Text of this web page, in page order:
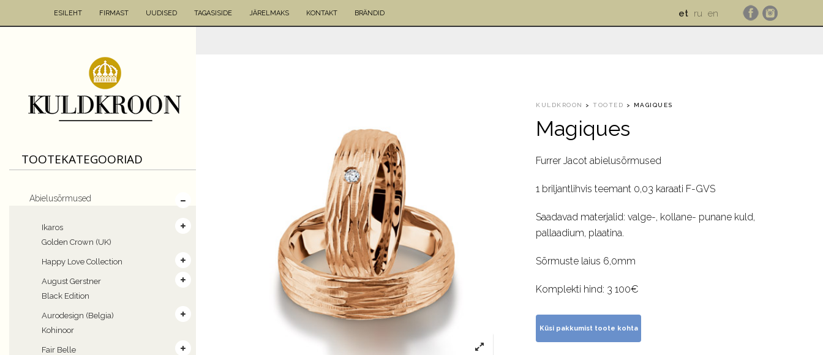
ESILEHT FIRMAST UUDISED TAGASISIDE JÄRELMAKS KONTAKT BRÄNDID et ru en
TOOTEKATEGOORIAD
Abielusõrmused
Ikaros
Golden Crown (UK)
Happy Love Collection
August Gerstner
Black Edition
Aurodesign (Belgia)
Kohinoor
Fair Belle
KULDKROON >TOOTED > MAGIQUES
Magiques
Furrer Jacot abielusõrmused
1 briljantlihvis teemant 0,03 karaati F-GVS
Saadavad materjalid: valge-, kollane- punane kuld,
pallaadium, plaatina.
Sõrmuste laius 6,0mm
Komplekti hind: 3 100€